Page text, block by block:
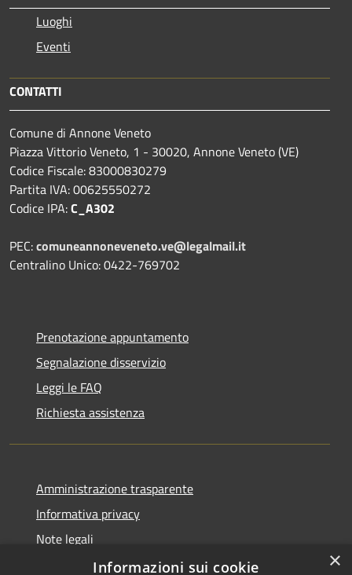
Luoghi
Eventi
CONTATTI
Comune di Annone Veneto
Piazza Vittorio Veneto, 1 - 30020, Annone Veneto (VE)
Codice Fiscale: 83000830279
Partita IVA: 00625550272
Codice IPA:C_A302
PEC:comuneannoneveneto.ve@legalmail.it
Centralino Unico: 0422-769702
Prenotazione appuntamento
Segnalazione disservizio
Leggi le FAQ
Richiesta assistenza
Amministrazione trasparente
Informativa privacy
Note legali
Dichiarazione di accessibilità
×
Informazioni sui cookie